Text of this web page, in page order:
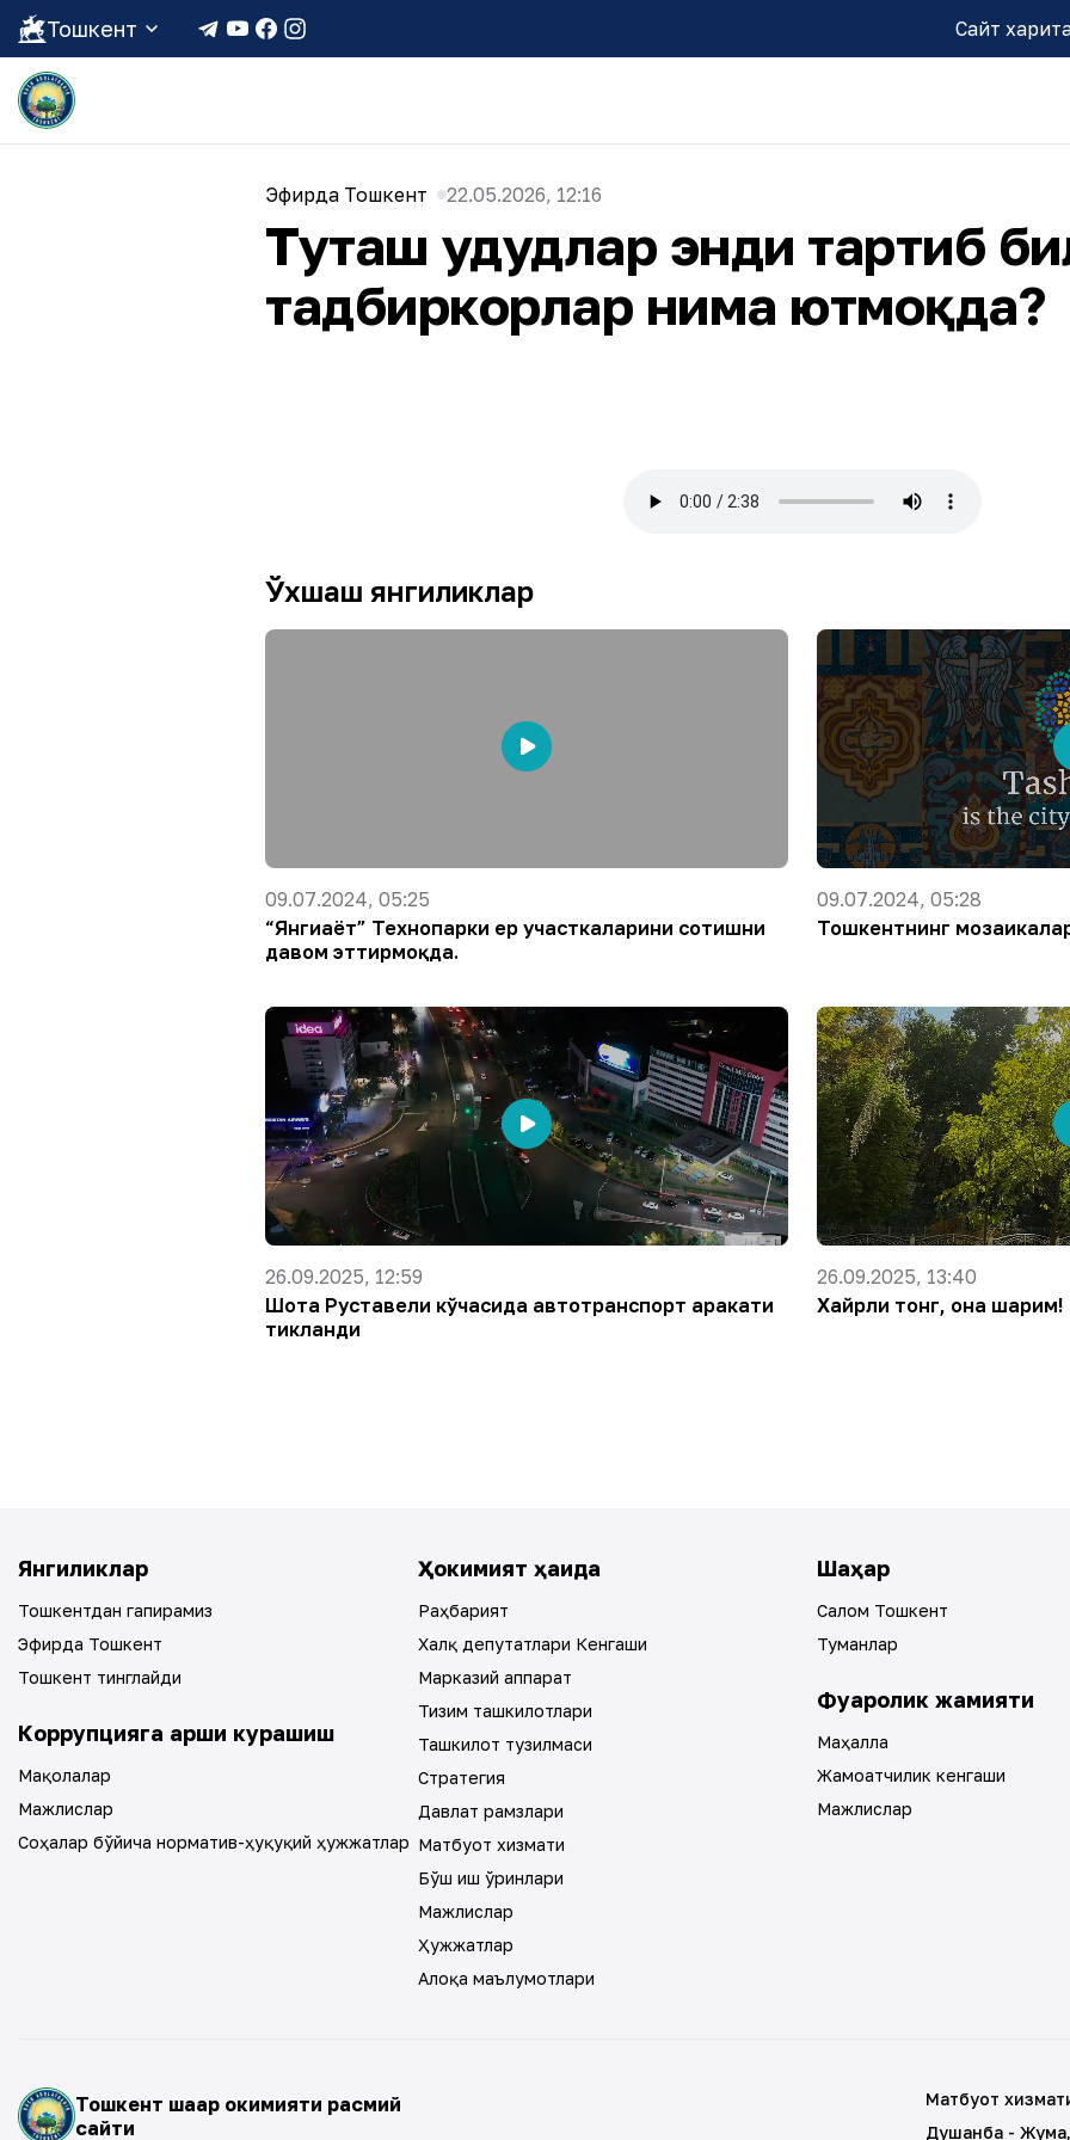
Тошкент Сайт
Эфирда Тошкент 22.05.2026, 12:16
Туташ ҳудудлар энди тартиб
тадбиркорлар нима ютмоқда?
Ўхшаш янгиликлар
09.07.2024, 05:25
“Янгиҳаёт” Технопарки ер участкаларини сотишни
давом эттирмоқда.
09.07.2024, 05:28
Тошкентнинг
26.09.2025, 12:59
Шота Руставели кўчасида автотранспорт ҳаракати
тикланди
26.09.2025, 13:40
Хайрли тонг, она шаҳрим!
Янгиликлар
Тошкентдан гапирамиз
Эфирда Тошкент
Тошкент тинглайди
Коррупцияга қарши курашиш
Мақолалар
Мажлислар
Соҳалар бўйича норматив-ҳуқуқий ҳужжатлар
Ҳокимият ҳақида
Раҳбарият
Халқ депутатлари Кенгаши
Марказий аппарат
Тизим ташкилотлари
Ташкилот тузилмаси
Стратегия
Давлат рамзлари
Матбуот хизмати
Бўш иш ўринлари
Мажлислар
Ҳужжатлар
Алоқа маълумотлари
Шаҳар
Салом Тошкент
Туманлар
Фуқаролик жамияти
Маҳалла
Жамоатчилик кенгаши
Мажлислар
Тошкент шаҳар ҳокимияти расмий
сайти
Матбуот
Душанба - Жума